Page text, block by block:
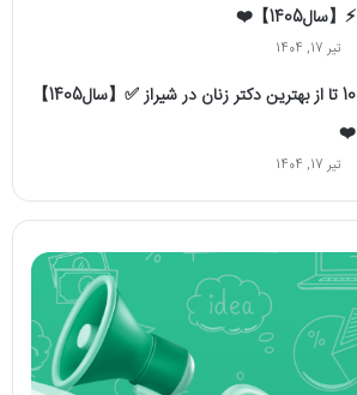
⚡【سال1405】❤️
تیر 17, 1404
10 تا از بهترین دکتر زنان در شیراز ✅【سال1405】
❤️
تیر 17, 1404